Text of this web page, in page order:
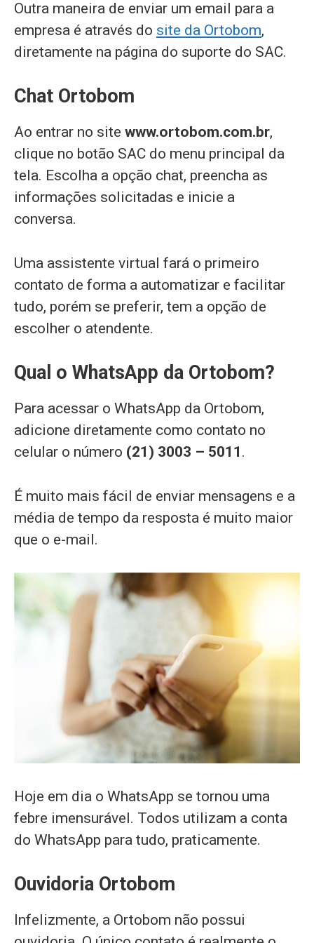
Outra maneira de enviar um email para a
empresa é através do site da Ortobom,
diretamente na página do suporte do SAC.
Chat Ortobom
Ao entrar no site www.ortobom.com.br,
clique no botão SAC do menu principal da
tela. Escolha a opção chat, preencha as
informações solicitadas e inicie a
conversa.
Uma assistente virtual fará o primeiro
contato de forma a automatizar e facilitar
tudo, porém se preferir, tem a opção de
escolher o atendente.
Qual o WhatsApp da Ortobom?
Para acessar o WhatsApp da Ortobom,
adicione diretamente como contato no
celular o número (21) 3003 – 5011 .
É muito mais fácil de enviar mensagens e a
média de tempo da resposta é muito maior
que o e-mail.
Hoje em dia o WhatsApp se tornou uma
febre imensurável. Todos utilizam a conta
do WhatsApp para tudo, praticamente.
Ouvidoria Ortobom
Infelizmente, a Ortobom não possui